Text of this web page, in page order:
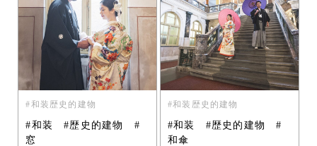
和装歴史的建物
#和装 #歴史的建物 #
窓
和装歴史的建物
#和装 #歴史的建物 #
和傘